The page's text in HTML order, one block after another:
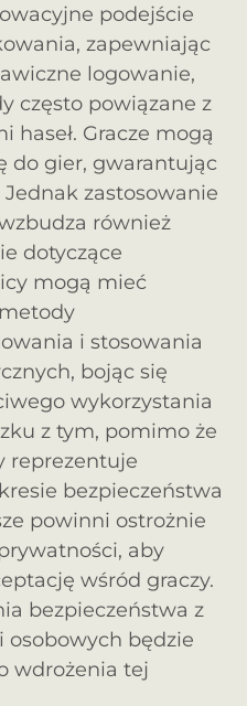
podejście
zapewniając
logowanie,
często powiązane z
Gracze mogą
do gier, gwarantując
zastosowanie
również
dotyczące
mogą mieć
i stosowania
bojąc się
wykorzystania
z tym, pomimo że
reprezentuje
bezpieczeństwa
powinni ostrożnie
aby
wśród graczy.
bezpieczeństwa z
osobowych będzie
wdrożenia tej